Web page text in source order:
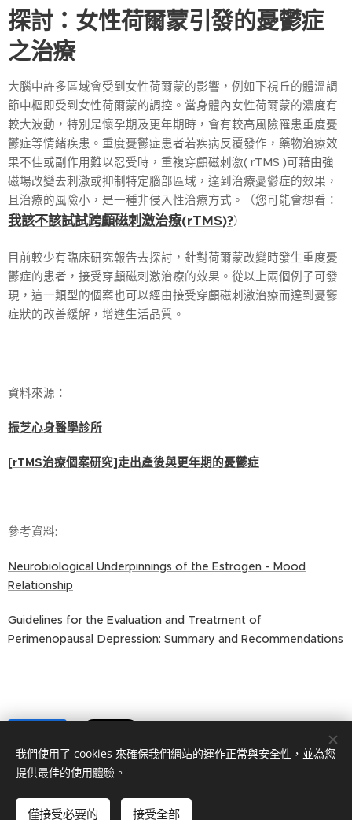
探討：女性荷爾蒙引發的憂鬱症
之治療
大腦中許多區域會受到女性荷爾蒙的影響，例如下視丘的體溫調
節中樞即受到女性荷爾蒙的調控。當身體內女性荷爾蒙的濃度有
較大波動，特別是懷孕期及更年期時，會有較高風險罹患重度憂
鬱症等情緒疾患。重度憂鬱症患者若疾病反覆發作，藥物治療效
果不佳或副作用難以忍受時，重複穿顱磁刺激( rTMS )可藉由強
磁場改變去刺激或抑制特定腦部區域，達到治療憂鬱症的效果，
且治療的風險小，是一種非侵入性治療方式。（您可能會想看：
我該不該試試跨顱磁刺激治療(rTMS)?）
目前較少有臨床研究報告去探討，針對荷爾蒙改變時發生重度憂
鬱症的患者，接受穿顱磁刺激治療的效果。從以上兩個例子可發
現，這一類型的個案也可以經由接受穿顱磁刺激治療而達到憂鬱
症狀的改善緩解，增進生活品質。
資料來源：
振芝心身醫學診所
[rTMS治療個案研究]走出產後與更年期的憂鬱症
參考資料:
Neurobiological Underpinnings of the Estrogen - Mood
Relationship
Guidelines for the Evaluation and Treatment of
Perimenopausal Depression: Summary and Recommendations
我們使用了 cookies 來確保我們網站的運作正常與安全性，並為您
提供最佳的使用體驗。
僅接受必要的 接受全部